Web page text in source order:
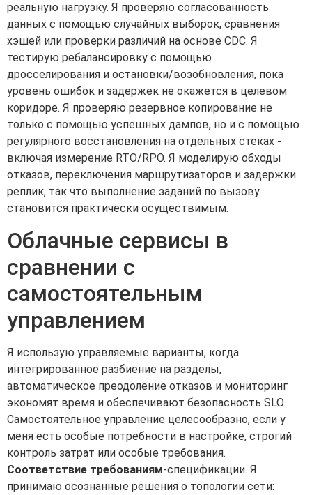
реальную нагрузку. Я проверяю согласованность
данных с помощью случайных выборок, сравнения
хэшей или проверки различий на основе CDC. Я
тестирую ребалансировку с помощью
дросселирования и остановки/возобновления, пока
уровень ошибок и задержек не окажется в целевом
коридоре. Я проверяю резервное копирование не
только с помощью успешных дампов, но и с помощью
регулярного восстановления на отдельных стеках -
включая измерение RTO/RPO. Я моделирую обходы
отказов, переключения маршрутизаторов и задержки
реплик, так что выполнение заданий по вызову
становится практически осуществимым.
Облачные сервисы в
сравнении с
самостоятельным
управлением
Я использую управляемые варианты, когда
интегрированное разбиение на разделы,
автоматическое преодоление отказов и мониторинг
экономят время и обеспечивают безопасность SLO.
Самостоятельное управление целесообразно, если у
меня есть особые потребности в настройке, строгий
контроль затрат или особые требования.
Соответствие требованиям-спецификации. Я
принимаю осознанные решения о топологии сети: